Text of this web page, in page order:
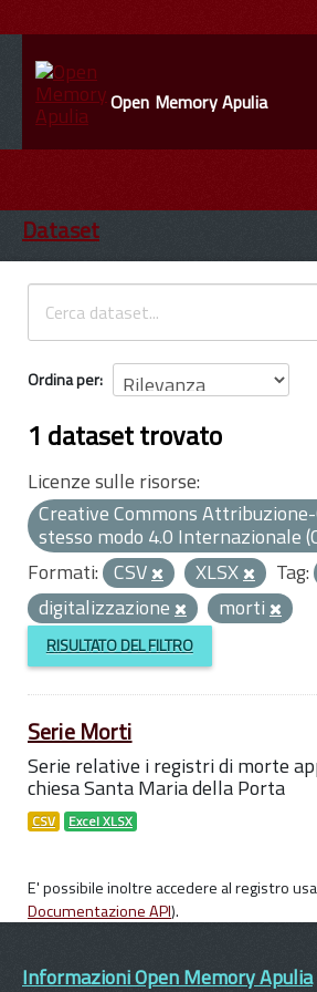
Open Memory Apulia
ENTI
INFORMAZIONI
Dataset
Ordina per
1 dataset trovato
Licenze sulle risorse:
Creative Commons
stesso modo 4.0 Internazionale
Formati: CSV XLSX Tag:
digitalizzazione
morti
RISULTATO DEL FILTRO
Serie Morti
Serie relative i registri di morte
chiesa Santa Maria della Porta
CSV Excel XLSX
E' possibile inoltre accedere al registro
Documentazione API).
Informazioni Open Memory Apulia